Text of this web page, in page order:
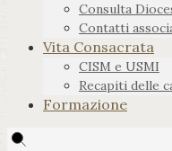
Consulta
Contatti
Vita Consacrata
CISM e USMI
Recapiti delle
Formazione